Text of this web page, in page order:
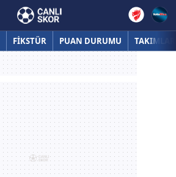
FİKSTÜR PUAN DURUMU TAKIMLAR